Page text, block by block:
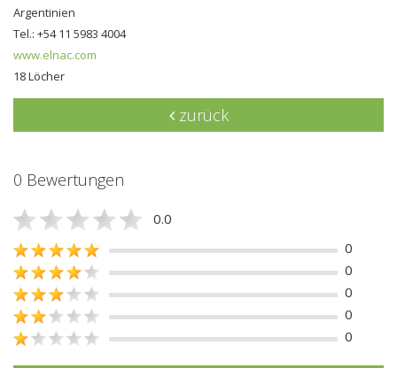
Argentinien
Tel.: +54 11 5983 4004
www.elnac.com
18 Löcher
zurück
0 Bewertungen
0.0
0
0
0
0
0